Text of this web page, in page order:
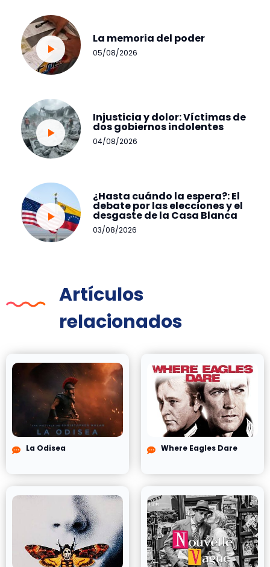
La memoria del poder
05/08/2026
Injusticia y dolor: Víctimas de
dos gobiernos indolentes
04/08/2026
¿Hasta cuándo la espera?: El
debate por las elecciones y el
desgaste de la Casa Blanca
03/08/2026
Artículos
relacionados
La Odisea Where Eagles Dare